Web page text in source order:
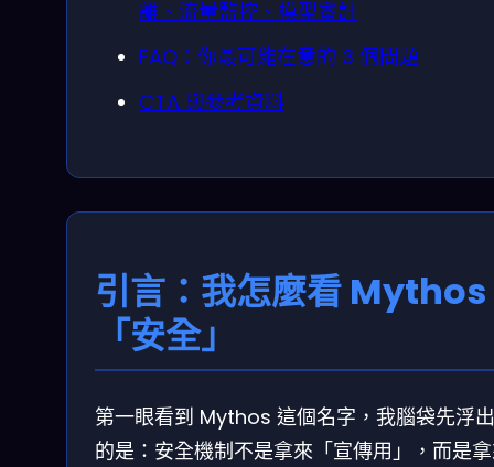
離、流量監控、模型審計
FAQ：你最可能在意的 3 個問題
CTA 與參考資料
引言：我怎麼看 Mythos
「安全」
第一眼看到 Mythos 這個名字，我腦袋先浮
的是：安全機制不是拿來「宣傳用」，而是